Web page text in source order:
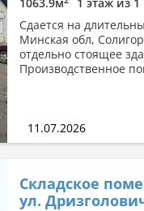
Сдается на
Минская обл,
отдельно стоящее
Производственное
11.07.2026
Складское
ул.